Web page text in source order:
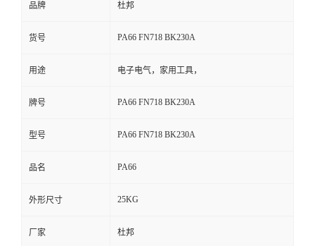
言
品牌 杜邦
货号 PA66 FN718 BK230A
用途 电子电气，家用工具，
牌号 PA66 FN718 BK230A
型号 PA66 FN718 BK230A
品名 PA66
外形尺寸 25KG
厂家 杜邦